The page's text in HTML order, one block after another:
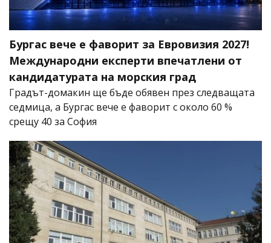
Бургас вече е фаворит за Евровизия 2027!
Международни експерти впечатлени от
кандидатурата на морския град
Градът-домакин ще бъде обявен през следващата
седмица, а Бургас вече е фаворит с около 60 %
срещу 40 за София